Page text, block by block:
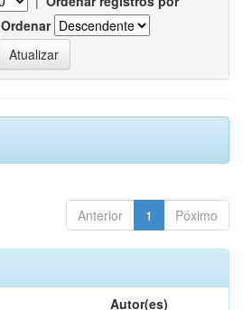
Ordenar
Anterior 1 Póximo
Autor(es)